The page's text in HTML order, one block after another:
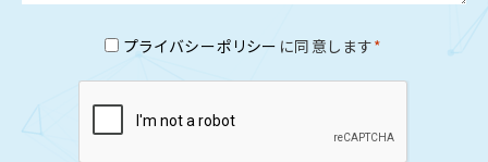
プライバシーポリシー に同意します*